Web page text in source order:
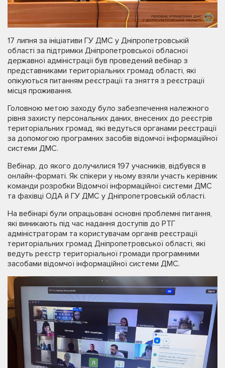
17 липня за ініціативи ГУ ДМС у Дніпропетровській
області за підтримки Дніпропетровської обласної
державної адміністрації був проведений вебінар з
представниками територіальних громад області, які
опікуються питанням реєстрації та зняття з реєстрації
місця проживання.
Головною метою заходу було забезпечення належного
рівня захисту персональних даних, внесених до реєстрів
територіальних громад, які ведуться органами реєстрації
за допомогою програмних засобів відомчої інформаційної
системи ДМС.
Вебінар, до якого долучилися 197 учасників, відбувся в
онлайн-форматі. Як спікери у ньому взяли участь керівник
команди розробки Відомчої інформаційної системи ДМС
та фахівці ОДА й ГУ ДМС у Дніпропетровській області.
На вебінарі були опрацьовані основні проблемні питання,
які виникають під час надання доступів до РТГ
адміністраторам та користувачам органів реєстрації
територіальних громад Дніпропетровської області, які
ведуть реєстр територіальної громади програмними
засобами відомчої інформаційної системи ДМС.